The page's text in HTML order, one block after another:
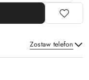
Zostaw telefon